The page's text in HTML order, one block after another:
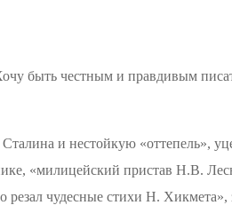
быть честным и правдивым
и нестойкую «оттепель»,
«милицейский пристав Н.В.
резал чудесные стихи Н.